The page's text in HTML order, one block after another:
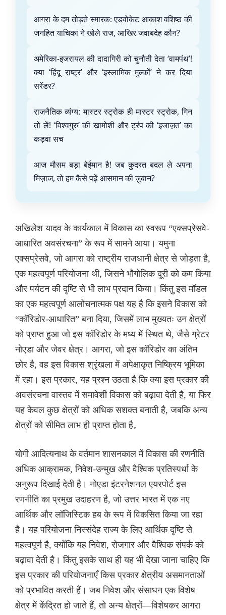
आगरा के दम तोड़ते स्मारक: एडवोकेट आकाश वशिष्ठ की
जनहित याचिका ने खोले राज, आखिर जवाबदेह कौन?
अमेरिका-इजरायल की दादागिरी को चुनौती देता ‘वामपंथ’!
क्या ‘हिंदू राष्ट्र’ और ‘इस्लामिक मुल्कों’ ने कर दिया
सरेंडर?
राजनैतिक व्यंग्य: मास्टर स्ट्रोक ही मास्टर स्ट्रोक, गिन
तो लें! ‘विश्वगुरु’ की खामोशी और ट्रंप की ‘इजाज़त’ का
कड़वा सच
आज मौसम बड़ा बेईमान है! जब कुदरत बदल ले अपना
मिज़ाज, तो हम कैसे पढ़ें आसमान की ज़ुबान?
अखिलेश यादव के कार्यकाल में विकास का स्वरूप “एक्सप्रेसवे-
आधारित अवसंरचना” के रूप में सामने आया। यमुना
एक्सप्रेसवे, जो आगरा को राष्ट्रीय राजधानी क्षेत्र से जोड़ता है,
एक महत्वपूर्ण परियोजना थी, जिसने भौगोलिक दूरी को कम किया
और पर्यटन की दृष्टि से भी लाभ प्रदान किया। किंतु इस मॉडल
का एक महत्वपूर्ण आलोचनात्मक पक्ष यह है कि इसने विकास को
“कॉरिडोर-आधारित” बना दिया, जिसमें लाभ मुख्यतः उन क्षेत्रों
को प्राप्त हुआ जो इस कॉरिडोर के मध्य में स्थित थे, जैसे ग्रेटर
नोएडा और जेवर क्षेत्र। आगरा, जो इस कॉरिडोर का अंतिम
छोर है, वह इस विकास श्रृंखला में अपेक्षाकृत निष्क्रिय भूमिका
में रहा। इस प्रकार, यह प्रश्न उठता है कि क्या इस प्रकार की
अवसंरचना वास्तव में समावेशी विकास को बढ़ावा देती है, या फिर
यह केवल कुछ क्षेत्रों को अधिक सशक्त बनाती है, जबकि अन्य
क्षेत्रों को सीमित लाभ ही प्राप्त होता है。
योगी आदित्यनाथ के वर्तमान शासनकाल में विकास की रणनीति
अधिक आक्रामक, निवेश-उन्मुख और वैश्विक प्रतिस्पर्धा के
अनुरूप दिखाई देती है। नोएडा इंटरनेशनल एयरपोर्ट इस
रणनीति का प्रमुख उदाहरण है, जो उत्तर भारत में एक नए
आर्थिक और लॉजिस्टिक हब के रूप में विकसित किया जा रहा
है। यह परियोजना निस्संदेह राज्य के लिए आर्थिक दृष्टि से
महत्वपूर्ण है, क्योंकि यह निवेश, रोजगार और वैश्विक संपर्क को
बढ़ावा देती है। किंतु इसके साथ ही यह भी देखा जाना चाहिए कि
इस प्रकार की परियोजनाएँ किस प्रकार क्षेत्रीय असमानताओं
को प्रभावित करती हैं। जब निवेश और संसाधन एक विशेष
क्षेत्र में केंद्रित हो जाते हैं, तो अन्य क्षेत्रों—विशेषकर आगरा